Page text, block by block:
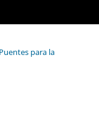
para la